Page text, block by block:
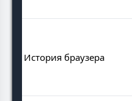
История браузера